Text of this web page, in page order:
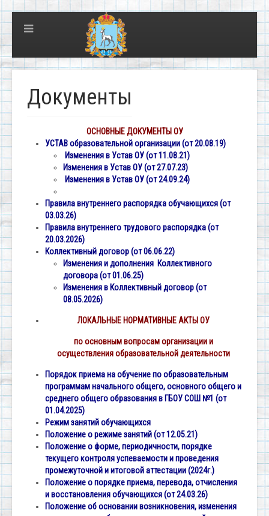
Документы
ОСНОВНЫЕ ДОКУМЕНТЫ ОУ
УСТАВ образовательной организации (от 20.08.19)
Изменения в Устав ОУ (от 11.08.21)
Изменения в Устав ОУ (от 27.07.23)
Изменения в Устав ОУ (от 24.09.24)
Правила внутреннего распорядка обучающихся (от
03.03.26)
Правила внутреннего трудового распорядка (от
20.03.2026)
Коллективный договор (от 06.06.22)
Изменения и дополнения Коллективного
договора (от 01.06.25)
Изменения в Коллективный договор (от
08.05.2026)
ЛОКАЛЬНЫЕ НОРМАТИВНЫЕ АКТЫ ОУ
по основным вопросам организации и
осуществления образовательной деятельности
Порядок приема на обучение по образовательным
программам начального общего, основного общего и
среднего общего образования в ГБОУ СОШ №1 (от
01.04.2025)
Режим занятий обучающихся
Положение о режиме занятий (от 12.05.21)
Положение о форме, периодичности, порядке
текущего контроля успеваемости и проведения
промежуточной и итоговой аттестации (2024г.)
Положение о порядке приема, перевода, отчисления
и восстановления обучающихся(от 24.03.26)
Положение об основании возникновения, изменения